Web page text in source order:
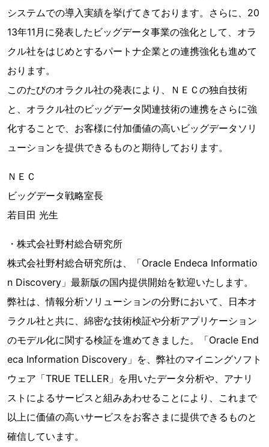
システムでの導入実績を挙げてきております。さらに、20
13年11月に発表したビッグデータ事業の強化として、オラ
クル社をはじめとするパートナ企業との連携強化も進めて
おります。
このたびのオラクル社の発表により、ＮＥＣの独自技術
と、オラクル社のビッグデータ関連技術の連携をさらに強
化することで、お客様に付加価値の高いビッグデータソリ
ューションを提供できるものと期待しております。
ＮＥＣ
ビッグデータ戦略室長
若目田 光生
・株式会社野村総合研究所
株式会社野村総合研究所は、「Oracle Endeca Informatio
n Discovery」最新版の国内提供開始を歓迎いたします。
弊社は、情報分析ソリューションの分野において、日本オ
ラクル社と共に、綿密な技術検証や分析アプリケーション
のモデル化に関する検証を進めてきました。「Oracle End
eca Information Discovery」を、弊社のマイニングソフト
ウェア「TRUE TELLER」を用いたデータ分析や、アナリ
ストによるサービスと組みあわせることにより、これまで
以上に価値の高いサービスをお客さまに提供できるものと
確信しています。